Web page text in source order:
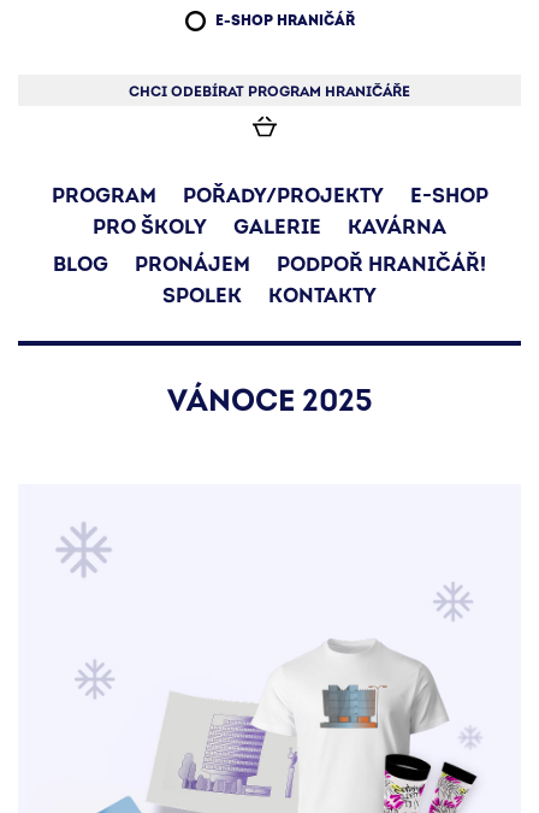
E-SHOP HRANIČÁŘ
CHCI ODEBÍRAT PROGRAM HRANIČÁŘE
PROGRAM POŘADY/PROJEKTY
E-SHOP
PRO ŠKOLY
GALERIE
KAVÁRNA
BLOG
PRONÁJEM
PODPOŘ HRANIČÁŘ!
SPOLEK
KONTAKTY
VÁNOCE 2025